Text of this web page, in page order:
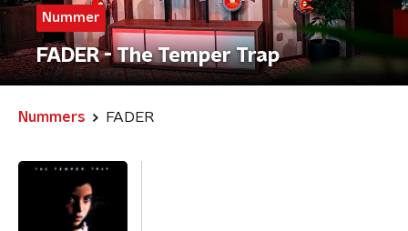
Nummer
FADER - The Temper Trap
Nummers FADER